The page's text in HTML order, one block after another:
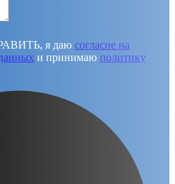
я даю согласие на
и принимаю политику